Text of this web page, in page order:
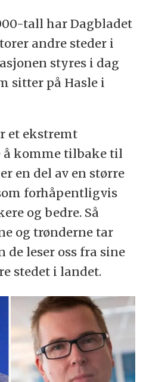
tall har Dagbladet
andre steder i
styres i dag
sitter på Hasle i
et ekstremt
å komme tilbake til
en del av en større
forhåpentligvis
og bedre. Så
og trønderne tar
de leser oss fra sine
stedet i landet.